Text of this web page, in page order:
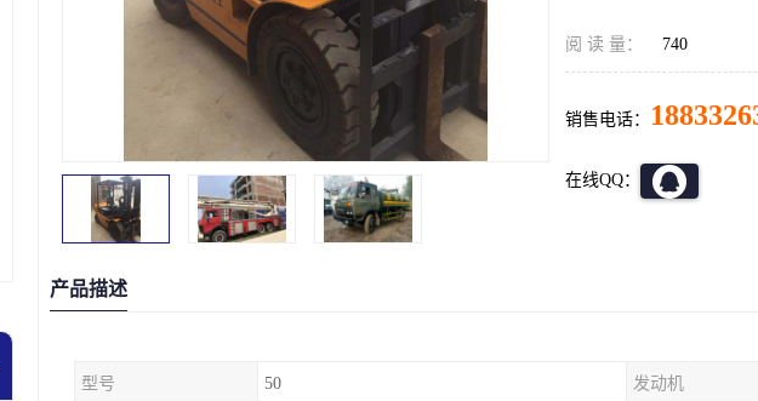
阅 读 量： 740
销售电话：
在线QQ：
产品描述
型号 50 发动机